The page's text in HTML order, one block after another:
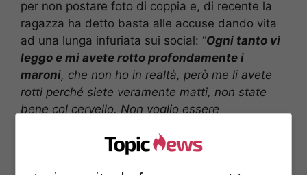
per non postare foto di coppia e, di recente la
ragazza ha detto basta alle accuse dando vita
ad una lunga infuriata sui social: “Ogni tanto vi
leggo e mi avete rotto profondamente i
maroni, che non ho in realtà, però me li avete
rotti perché siete veramente matti, non state
bene col cervello. Non voglio essere
spero che sia l’ultima volta che io debba parlare